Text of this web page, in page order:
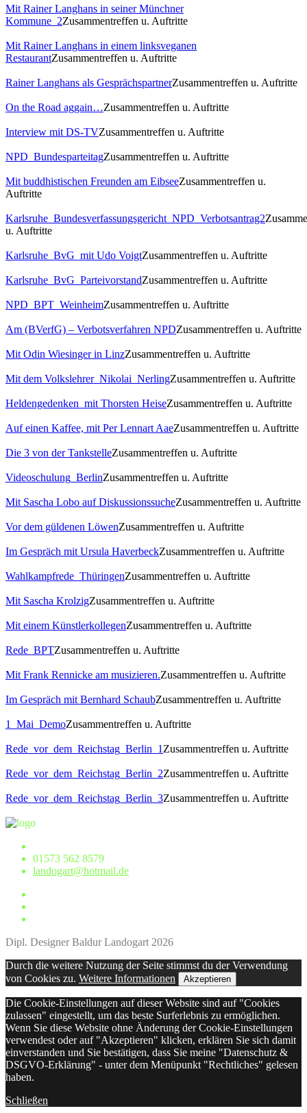
Mit Rainer Langhans in seiner Münchner
Kommune_2Zusammentreffen u. Auftritte
Mit Rainer Langhans in einem linksveganen
RestaurantZusammentreffen u. Auftritte
Rainer Langhans als GesprächspartnerZusammentreffen u. Auftritte
On the Road aggain…Zusammentreffen u. Auftritte
Interview mit DS-TVZusammentreffen u. Auftritte
NPD_BundesparteitagZusammentreffen u. Auftritte
Mit buddhistischen Freunden am EibseeZusammentreffen u.
Auftritte
Karlsruhe_Bundesverfassungsgericht_NPD_Verbotsantrag2
u. Auftritte
Karlsruhe_BvG_mit Udo VoigtZusammentreffen u. Auftritte
Karlsruhe_BvG_ParteivorstandZusammentreffen u. Auftritte
NPD_BPT_WeinheimZusammentreffen u. Auftritte
Am (BVerfG) – Verbotsverfahren NPDZusammentreffen u. Auftritte
Mit Odin Wiesinger in LinzZusammentreffen u. Auftritte
Mit dem Volkslehrer_Nikolai_NerlingZusammentreffen u. Auftritte
Heldengedenken_mit Thorsten HeiseZusammentreffen u. Auftritte
Auf einen Kaffee, mit Per Lennart AaeZusammentreffen u. Auftritte
Die 3 von der TankstelleZusammentreffen u. Auftritte
Videoschulung_BerlinZusammentreffen u. Auftritte
Mit Sascha Lobo auf DiskussionssucheZusammentreffen u. Auftritte
Vor dem güldenen LöwenZusammentreffen u. Auftritte
Im Gespräch mit Ursula HaverbeckZusammentreffen u. Auftritte
Wahlkampfrede_ThüringenZusammentreffen u. Auftritte
Mit Sascha KrolzigZusammentreffen u. Auftritte
Mit einem KünstlerkollegenZusammentreffen u. Auftritte
Rede_BPTZusammentreffen u. Auftritte
Mit Frank Rennicke am musizieren.Zusammentreffen u. Auftritte
Im Gespräch mit Bernhard SchaubZusammentreffen u. Auftritte
1_Mai_DemoZusammentreffen u. Auftritte
Rede_vor_dem_Reichstag_Berlin_1 Zusammentreffen u. Auftritte
Rede_vor_dem_Reichstag_Berlin_2Zusammentreffen u. Auftritte
Rede_vor_dem_Reichstag_Berlin_3Zusammentreffen u. Auftritte
01573 562 8579
landogart@hotmail.de
Dipl. Designer Baldur Landogart 2026
Durch die weitere Nutzung der Seite stimmst du der Verwendung
von Cookies zu. Weitere Informationen Akzeptieren
Die Cookie-Einstellungen auf dieser Website sind auf "Cookies
zulassen" eingestellt, um das beste Surferlebnis zu ermöglichen.
Wenn Sie diese Website ohne Änderung der Cookie-Einstellungen
verwendest oder auf "Akzeptieren" klicken, erklären Sie sich damit
einverstanden und Sie bestätigen, dass Sie meine "Datenschutz &
DSGVO-Erklärung" - unter dem Menüpunkt "Rechtliches" gelesen
haben.
Schließen